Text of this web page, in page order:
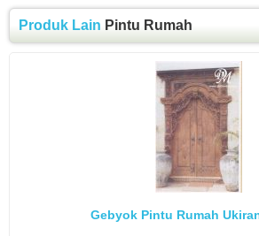
Produk Lain Pintu Rumah
Gebyok Pintu Rumah